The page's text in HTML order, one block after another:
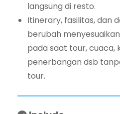
langsung di resto.
Itinerary, fasilitas, dan
berubah
pada saat tour, cuaca,
penerbangan dsb
tour.